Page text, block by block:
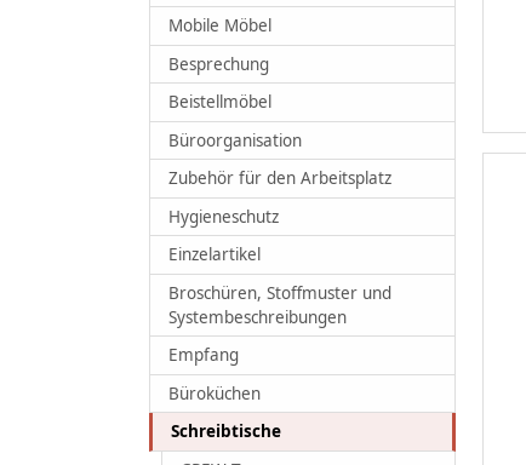
Mobile Möbel
Besprechung
Beistellmöbel
Büroorganisation
Zubehör für den Arbeitsplatz
Hygieneschutz
Einzelartikel
Broschüren, Stoffmuster und
Systembeschreibungen
Empfang
Büroküchen
Schreibtische